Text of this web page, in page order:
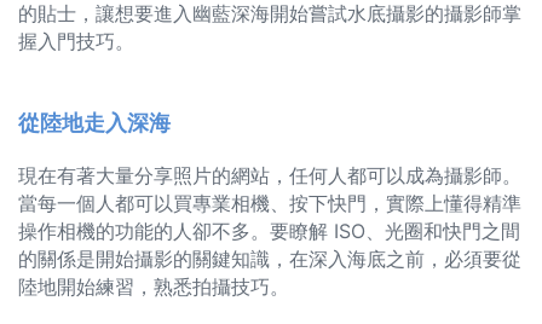
的貼士，讓想要進入幽藍深海開始嘗試水底攝影的攝影師掌
握入門技巧。
從陸地走入深海
現在有著大量分享照片的網站，任何人都可以成為攝影師。
當每一個人都可以買專業相機、按下快門，實際上懂得精準
操作相機的功能的人卻不多。要瞭解 ISO、光圈和快門之間
的關係是開始攝影的關鍵知識，在深入海底之前，必須要從
陸地開始練習，熟悉拍攝技巧。